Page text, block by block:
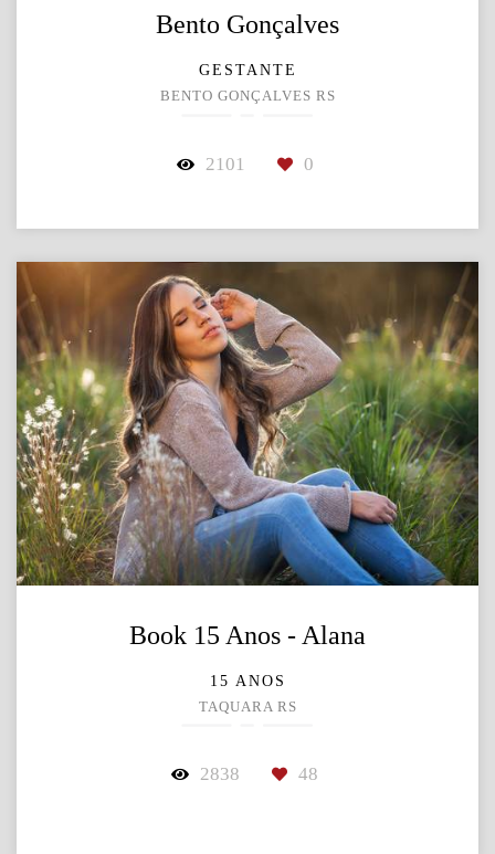
Bento Gonçalves
GESTANTE
BENTO GONÇALVES RS
2101 0
Book 15 Anos - Alana
15 ANOS
TAQUARA RS
2838 48